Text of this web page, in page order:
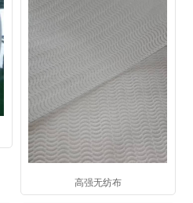
高强无纺布